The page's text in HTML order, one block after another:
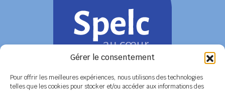
Gérer le consentement
Pour offrir les meilleures expériences, nous utilisons des technologies
telles que les cookies pour stocker et/ou accéder aux informations des